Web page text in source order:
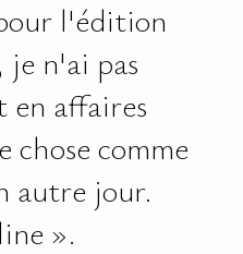
l'édition
je n'ai pas
en affaires
chose comme
autre jour.
».